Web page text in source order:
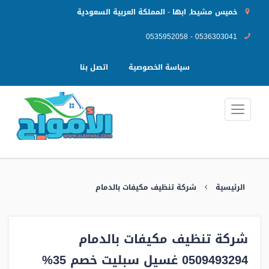
خميس مشيط, ابها - المملكة العربية السعودية
0535952058 - 0536303041
سياسة الخصوصية اتصل بنا
الرئيسية شركة تنظيف مكيفات بالدمام
شركة تنظيف مكيفات بالدمام
0509493294 غسيل سبليت خصم 35%